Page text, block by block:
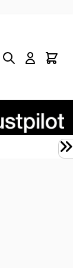
Rechercher
Panier